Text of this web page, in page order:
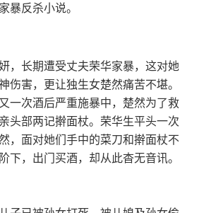
暴反杀小说。
，长期遭受丈夫荣华家暴，这对她
伤害，更让独生女楚然痛苦不堪。
一次酒后严重施暴中，楚然为了救
头部两记擀面杖。荣华生平头一次
，面对她们手中的菜刀和擀面杖不
下，出门买酒，却从此杳无音讯。